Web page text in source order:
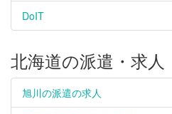
DoIT
北海道の派遣・求人
旭川の派遣の求人